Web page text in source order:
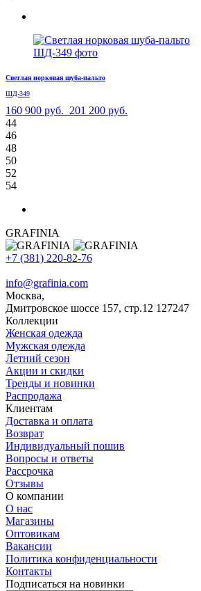
Светлая норковая шуба-пальто
ШД-349
160 900 руб. 201 200 руб.
44
46
48
50
52
54
GRAFINIA
+7 (381) 220-82-76
info@grafinia.com
Москва,
Дмитровское шоссе 157, стр.12 127247
Коллекции
Женская одежда
Мужская одежда
Летний сезон
Акции и скидки
Тренды и новинки
Распродажа
Клиентам
Доставка и оплата
Возврат
Индивидуальный пошив
Вопросы и ответы
Рассрочка
Отзывы
О компании
О нас
Магазины
Оптовикам
Вакансии
Политика конфиденциальности
Контакты
Подписаться на новинки